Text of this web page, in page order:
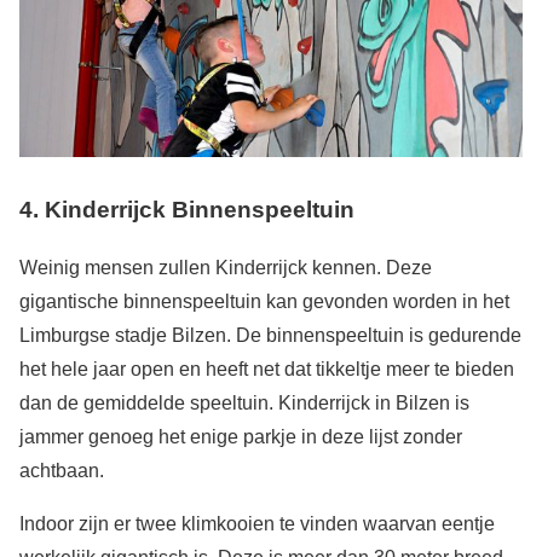
4. Kinderrijck Binnenspeeltuin
Weinig mensen zullen Kinderrijck kennen. Deze
gigantische binnenspeeltuin kan gevonden worden in het
Limburgse stadje Bilzen. De binnenspeeltuin is gedurende
het hele jaar open en heeft net dat tikkeltje meer te bieden
dan de gemiddelde speeltuin. Kinderrijck in Bilzen is
jammer genoeg het enige parkje in deze lijst zonder
achtbaan.
Indoor zijn er twee klimkooien te vinden waarvan eentje